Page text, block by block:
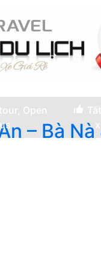
Open
– Bà